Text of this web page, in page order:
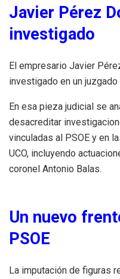
Javier Pérez
investigado
El empresario Javier
investigado en un
En esa pieza judicial se
desacreditar
vinculadas al PSOE y en
UCO, incluyendo
coronel Antonio Balas.
Un nuevo
PSOE
La imputación de figuras